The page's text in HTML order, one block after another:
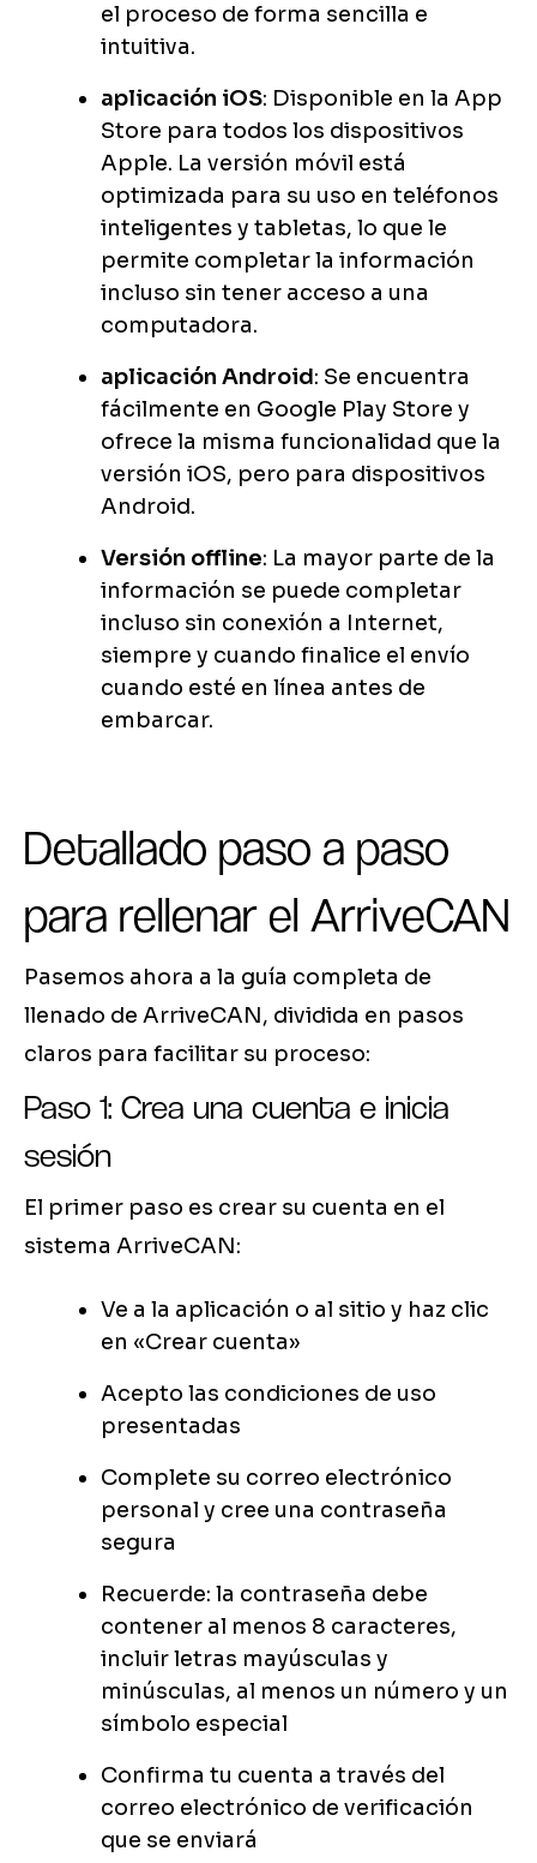
el proceso de forma sencilla e
intuitiva.
aplicación iOS: Disponible en la App
Store para todos los dispositivos
Apple. La versión móvil está
optimizada para su uso en teléfonos
inteligentes y tabletas, lo que le
permite completar la información
incluso sin tener acceso a una
computadora.
aplicación Android: Se encuentra
fácilmente en Google Play Store y
ofrece la misma funcionalidad que la
versión iOS, pero para dispositivos
Android.
Versión offline: La mayor parte de la
información se puede completar
incluso sin conexión a Internet,
siempre y cuando finalice el envío
cuando esté en línea antes de
embarcar.
Detallado paso a paso
para rellenar el ArriveCAN
Pasemos ahora a la guía completa de
llenado de ArriveCAN, dividida en pasos
claros para facilitar su proceso:
Paso 1: Crea una cuenta e inicia
sesión
El primer paso es crear su cuenta en el
sistema ArriveCAN:
Ve a la aplicación o al sitio y haz clic
en «Crear cuenta»
Acepto las condiciones de uso
presentadas
Complete su correo electrónico
personal y cree una contraseña
segura
Recuerde: la contraseña debe
contener al menos 8 caracteres,
incluir letras mayúsculas y
minúsculas, al menos un número y un
símbolo especial
Confirma tu cuenta a través del
correo electrónico de verificación
que se enviará